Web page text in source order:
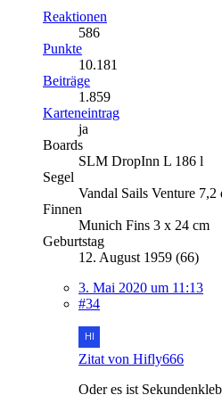
Reaktionen
586
Punkte
10.181
Beiträge
1.859
Karteneintrag
ja
Boards
SLM DropInn L 186 l
Segel
Vandal Sails Venture 7,2
Finnen
Munich Fins 3 x 24 cm
Geburtstag
12. August 1959 (66)
3. Mai 2020 um 11:13
#34
Zitat von Hifly666
Oder es ist